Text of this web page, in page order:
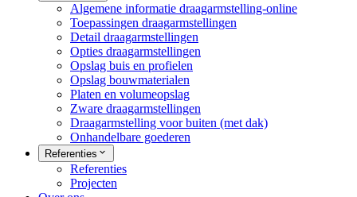
Algemene informatie draagarmstelling-online
Toepassingen draagarmstellingen
Detail draagarmstellingen
Opties draagarmstellingen
Opslag buis en profielen
Opslag bouwmaterialen
Platen en volumeopslag
Zware draagarmstellingen
Draagarmstelling voor buiten (met dak)
Onhandelbare goederen
Referenties
Referenties
Projecten